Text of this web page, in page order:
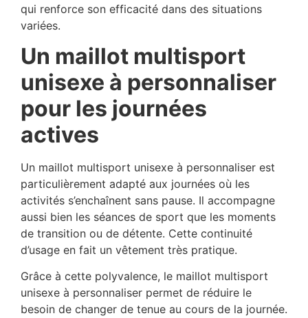
qui renforce son efficacité dans des situations
variées.
Un maillot multisport
unisexe à personnaliser
pour les journées
actives
Un maillot multisport unisexe à personnaliser est
particulièrement adapté aux journées où les
activités s’enchaînent sans pause. Il accompagne
aussi bien les séances de sport que les moments
de transition ou de détente. Cette continuité
d’usage en fait un vêtement très pratique.
Grâce à cette polyvalence, le maillot multisport
unisexe à personnaliser permet de réduire le
besoin de changer de tenue au cours de la journée.